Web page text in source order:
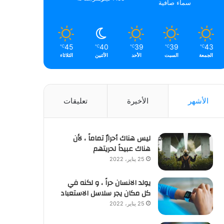
سماء صافية
43
℃
الجمعة
39
℃
السبت
39
℃
الأحد
40
℃
الأثنين
45
℃
الثلاثاء
الأشهر الأخيرة تعليقات
ليس هناك أحرارٌ تماماً ، لأن
هناك عبيداً لحريتهم
25 يناير، 2022
يولد الانسان حراً ، و لكنه في
كل مكان يجر سلاسل الاستعباد
25 يناير، 2022